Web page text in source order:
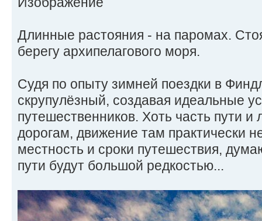
Длинные растояния - на паромах.
берегу архипелагового моря.
Судя по опыту зимней поездки в
скрупулёзный, создавая идеальные
путешественников. Хоть часть пути
дорогам, движение там практически
местность и сроки путешествия,
пути будут большой редкостью...